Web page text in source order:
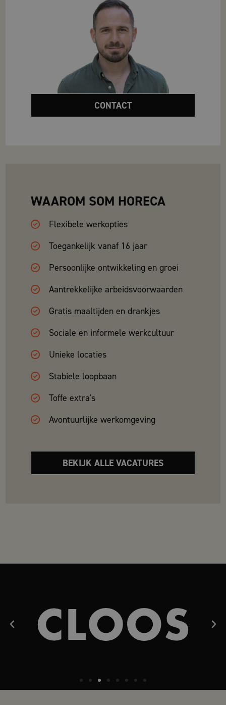
CONTACT
WAAROM SOM HORECA
Flexibele werkopties
Toegankelijk vanaf 16 jaar
Persoonlijke ontwikkeling en groei
Aantrekkelijke arbeidsvoorwaarden
Gratis maaltijden en drankjes
Sociale en informele werkcultuur
Unieke locaties
Stabiele loopbaan
Toffe extra's
Avontuurlijke werkomgeving
BEKIJK ALLE VACATURES